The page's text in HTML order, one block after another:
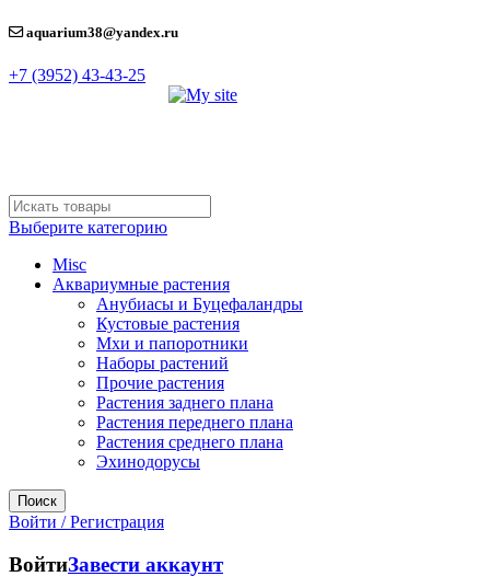
aquarium38@yandex.ru
+7 (3952) 43-43-25
Выберите категорию
Misc
Аквариумные растения
Анубиасы и Буцефаландры
Кустовые растения
Мхи и папоротники
Наборы растений
Прочие растения
Растения заднего плана
Растения переднего плана
Растения среднего плана
Эхинодорусы
Поиск
Войти / Регистрация
ВойтиЗавести аккаунт